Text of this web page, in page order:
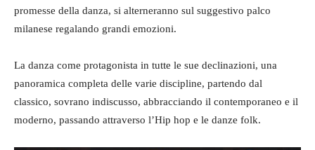
promesse della danza, si alterneranno sul suggestivo palco
milanese regalando grandi emozioni.
La danza come protagonista in tutte le sue declinazioni, una
panoramica completa delle varie discipline, partendo dal
classico, sovrano indiscusso, abbracciando il contemporaneo e il
moderno, passando attraverso l’Hip hop e le danze folk.